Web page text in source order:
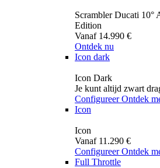
Scrambler Ducati 10°
Edition
Vanaf 14.990 €
Ontdek nu
Icon dark
Icon Dark
Je kunt altijd zwart
Configureer Ontdek
Icon
Icon
Vanaf 11.290 €
Configureer Ontdek
Full Throttle